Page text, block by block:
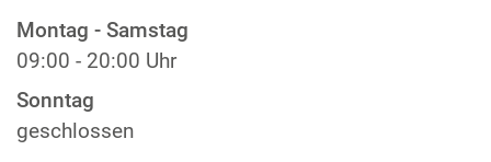
Montag - Samstag
09:00 - 20:00 Uhr
Sonntag
geschlossen